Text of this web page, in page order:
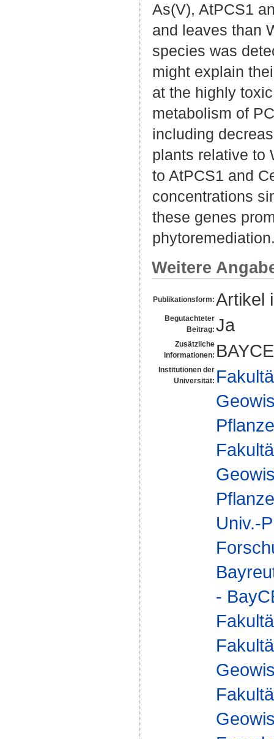
As(V), AtPCS1
and leaves than
species was
might explain
at the highly
metabolism of
including
plants relative to
to AtPCS1 and
concentrations
these genes
Weitere
Publikationsform: Artikel
Begutachteter
Beitrag: Ja
Zusätzliche
Informationen:
Institutionen der
Universität:
Univ.-
-